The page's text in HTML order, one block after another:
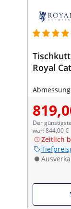
Royal
Der
war: 844,00 €
Zeitlich